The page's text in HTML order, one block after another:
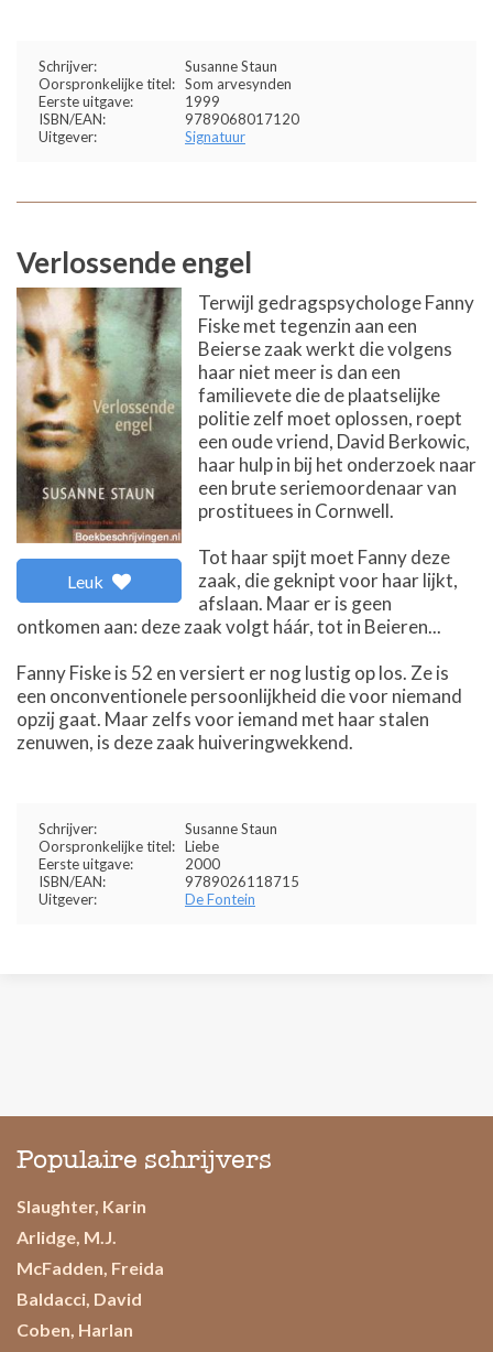
Schrijver:
Susanne Staun
Oorspronkelijke titel: Som arvesynden
Eerste uitgave:
1999
ISBN/EAN:
9789068017120
Uitgever:
Signatuur
Verlossende engel
Leuk
Terwijl gedragspsychologe Fanny
Fiske met tegenzin aan een
Beierse zaak werkt die volgens
haar niet meer is dan een
familievete die de plaatselijke
politie zelf moet oplossen, roept
een oude vriend, David Berkowic,
haar hulp in bij het onderzoek naar
een brute seriemoordenaar van
prostituees in Cornwell.
Tot haar spijt moet Fanny deze
zaak, die geknipt voor haar lijkt,
afslaan. Maar er is geen
ontkomen aan: deze zaak volgt háár, tot in Beieren...
Fanny Fiske is 52 en versiert er nog lustig op los. Ze is
een onconventionele persoonlijkheid die voor niemand
opzij gaat. Maar zelfs voor iemand met haar stalen
zenuwen, is deze zaak huiveringwekkend.
Schrijver:
Susanne Staun
Oorspronkelijke titel: Liebe
Eerste uitgave:
2000
ISBN/EAN:
9789026118715
Uitgever:
De Fontein
Populaire schrijvers
Slaughter, Karin
Arlidge, M.J.
McFadden, Freida
Baldacci, David
Coben, Harlan